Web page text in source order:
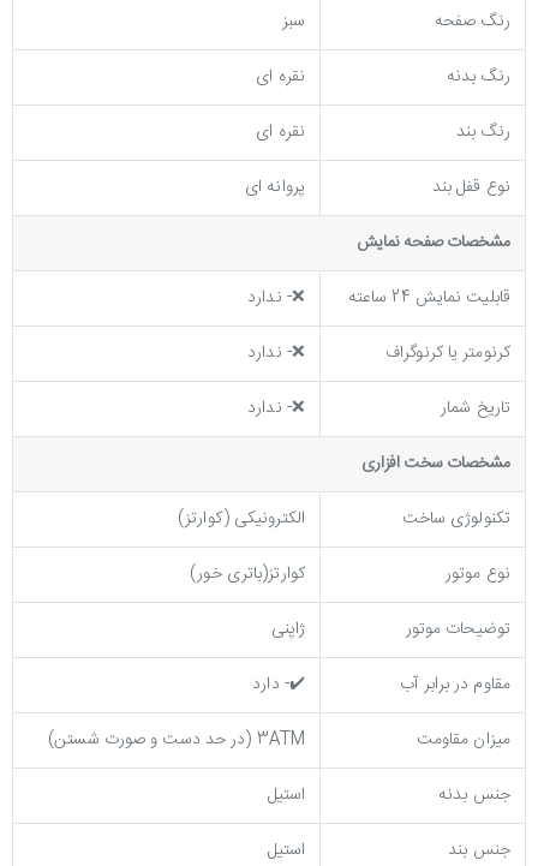
رنگ صفحه
سبز
رنگ بدنه
نقره ای
رنگ بند
نقره ای
نوع قفل بند
پروانه ای
مشخصات صفحه نمايش
قابلیت نمایش 24 ساعته
❌- ندارد
کرنومتر یا کرنوگراف
❌- ندارد
تاریخ شمار
❌- ندارد
مشخصات سخت افزاری
تکنولوژی ساخت
الکترونیکی (کوارتز)
نوع موتور
کوارتز(باتری خور)
توضیحات موتور
ژاپنی
مقاوم در برابر آب
✔️- دارد
میزان مقاومت
3ATM (در حد دست و صورت شستن)
جنس بدنه
استیل
جنس بند
استیل